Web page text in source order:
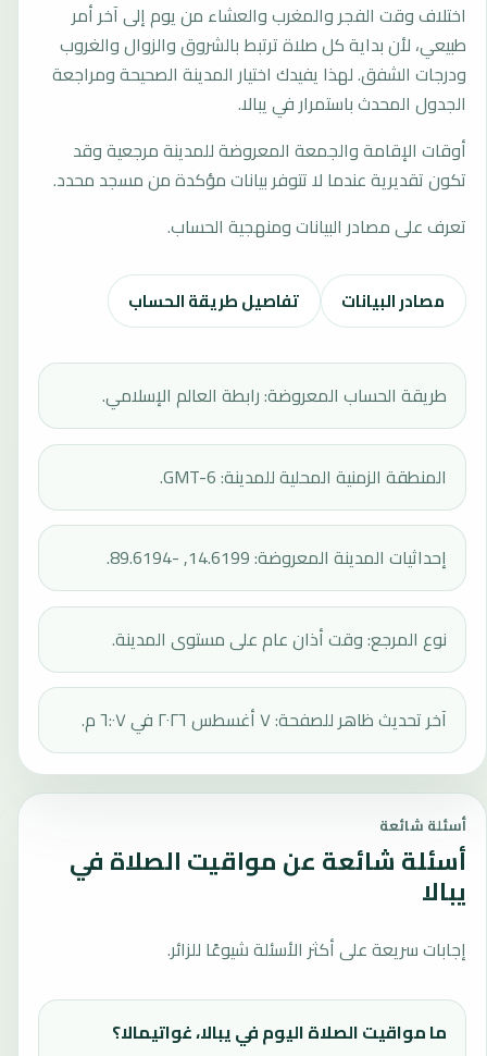
اختلاف وقت الفجر والمغرب والعشاء من يوم إلى آخر أمر
طبيعي، لأن بداية كل صلاة ترتبط بالشروق والزوال والغروب
ودرجات الشفق. لهذا يفيدك اختيار المدينة الصحيحة ومراجعة
الجدول المحدث باستمرار في يبالا.
أوقات الإقامة والجمعة المعروضة للمدينة مرجعية وقد
تكون تقديرية عندما لا تتوفر بيانات مؤكدة من مسجد محدد.
تعرف على مصادر البيانات ومنهجية الحساب.
مصادر البيانات تفاصيل طريقة الحساب
طريقة الحساب المعروضة: رابطة العالم الإسلامي.
المنطقة الزمنية المحلية للمدينة: GMT-6.
إحداثيات المدينة المعروضة: 14.6199, -89.6194.
نوع المرجع: وقت أذان عام على مستوى المدينة.
آخر تحديث ظاهر للصفحة: ٧ أغسطس ٢٠٢٦ في ٦:٠٧ م.
أسئلة شائعة
أسئلة شائعة عن مواقيت الصلاة في
يبالا
إجابات سريعة على أكثر الأسئلة شيوعًا للزائر.
ما مواقيت الصلاة اليوم في يبالا، غواتيمالا؟